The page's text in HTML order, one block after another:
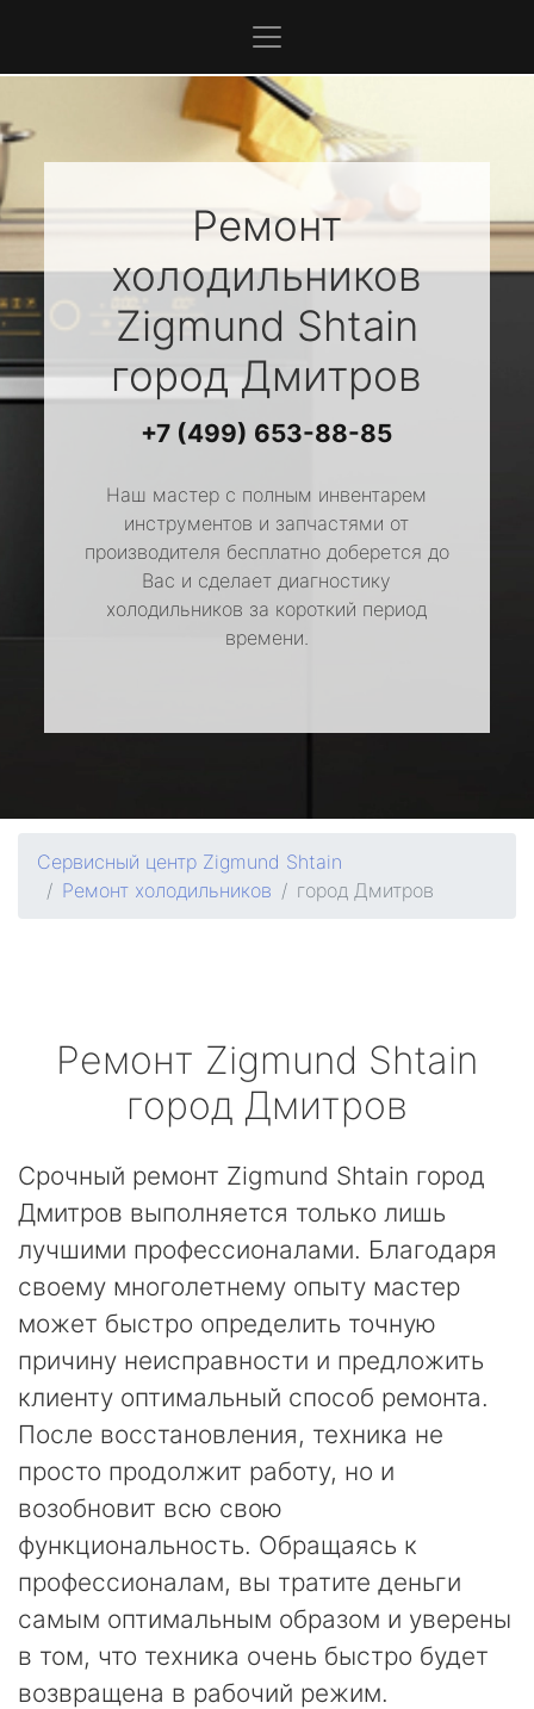
Ремонт
холодильников
Zigmund Shtain
город Дмитров
+7 (499) 653-88-85
Наш мастер с полным инвентарем
инструментов и запчастями от
производителя бесплатно доберется до
Вас и сделает диагностику
холодильников за короткий период
времени.
Сервисный центр Zigmund Shtain
Ремонт холодильников
город Дмитров
Ремонт Zigmund Shtain
город Дмитров
Срочный ремонт Zigmund Shtain город
Дмитров выполняется только лишь
лучшими профессионалами. Благодаря
своему многолетнему опыту мастер
может быстро определить точную
причину неисправности и предложить
клиенту оптимальный способ ремонта.
После восстановления, техника не
просто продолжит работу, но и
возобновит всю свою
функциональность. Обращаясь к
профессионалам, вы тратите деньги
самым оптимальным образом и уверены
в том, что техника очень быстро будет
возвращена в рабочий режим.